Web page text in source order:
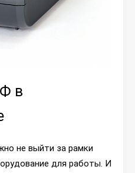
в
не выйти за рамки
для работы. И